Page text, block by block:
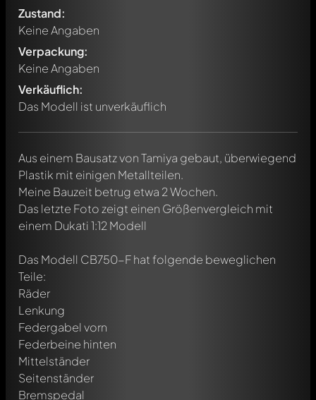
Zustand:
Keine Angaben
Verpackung:
Keine Angaben
Verkäuflich:
Das Modell ist unverkäuflich
Aus einem Bausatz von Tamiya gebaut, überwiegend
Plastik mit einigen Metallteilen.
Meine Bauzeit betrug etwa 2 Wochen.
Das letzte Foto zeigt einen Größenvergleich mit
einem Dukati 1:12 Modell
Das Modell CB750-F hat folgende beweglichen
Teile:
Räder
Lenkung
Federgabel vorn
Federbeine hinten
Mittelständer
Seitenständer
Bremspedal